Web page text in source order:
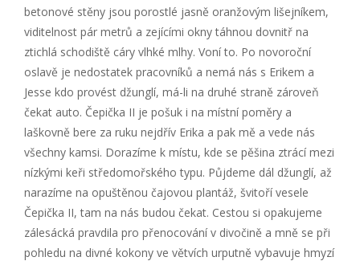
betonové stěny jsou porostlé jasně oranžovým lišejníkem,
viditelnost pár metrů a zejícími okny táhnou dovnitř na
ztichlá schodiště cáry vlhké mlhy. Voní to. Po novoroční
oslavě je nedostatek pracovníků a nemá nás s Erikem a
Jesse kdo provést džunglí, má-li na druhé straně zároveň
čekat auto. Čepička II je pošuk i na místní poměry a
laškovně bere za ruku nejdřív Erika a pak mě a vede nás
všechny kamsi. Dorazíme k místu, kde se pěšina ztrácí mezi
nízkými keři středomořského typu. Půjdeme dál džunglí, až
narazíme na opuštěnou čajovou plantáž, švitoří vesele
Čepička II, tam na nás budou čekat. Cestou si opakujeme
zálesácká pravdila pro přenocování v divočině a mně se při
pohledu na divné kokony ve větvích urputně vybavuje hmyzí